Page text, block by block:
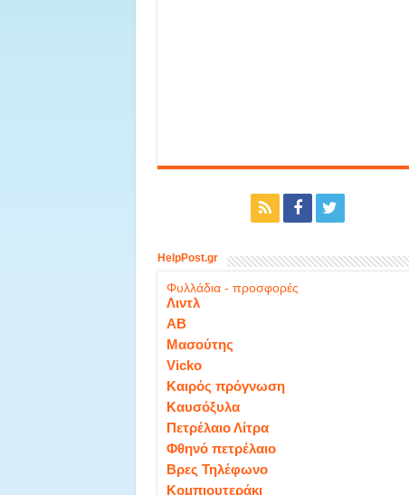
HelpPost.gr
Φυλλάδια - προσφορές
Λιντλ
ΑΒ
Μασούτης
Vicko
Καιρός πρόγνωση
Καυσόξυλα
Πετρέλαιο Λίτρα
Φθηνό πετρέλαιο
Βρες Τηλέφωνο
Κομπιουτεράκι